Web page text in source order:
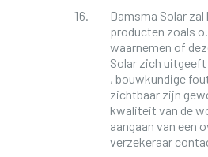
Damsma Solar
producten zoals
waarnemen of
Solar zich
, bouwkundige
zichtbaar zijn
kwaliteit van de
aangaan van een
verzekeraar